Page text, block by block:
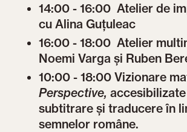
14:00 - 16:00 Atelier de
cu Alina Guțuleac
16:00 - 18:00 Atelier
Noemi Varga și Ruben
10:00 - 18:00 Vizionare
Perspective,
subtitrare și traducere în
semnelor române.